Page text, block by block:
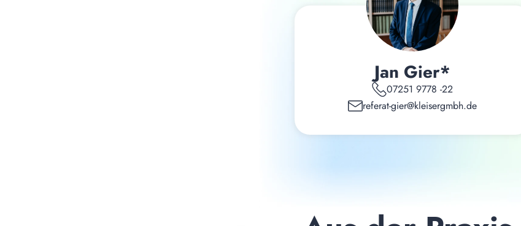
Jan Gier*
07251 9778 -22
referat-gier@kleisergmbh.de